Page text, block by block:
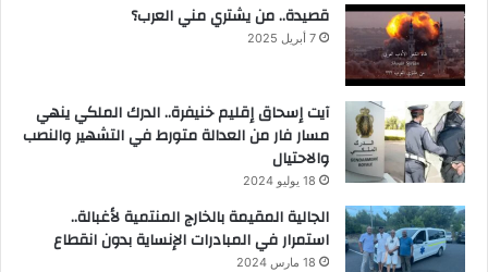
قصيدة.. من يشتري مني العرب؟
7 أبريل 2025
آيت إسحاق إقليم خنيفرة.. الدرك الملكي ينهي
مسار فار من العدالة متورط في التشهير والنصب
والاحتيال
18 يوليو 2024
الجالية المقيمة بالخارج المنتمية لأغبالة..
استمرار في المبادرات الإنساية بدون انقطاع
18 مارس 2024